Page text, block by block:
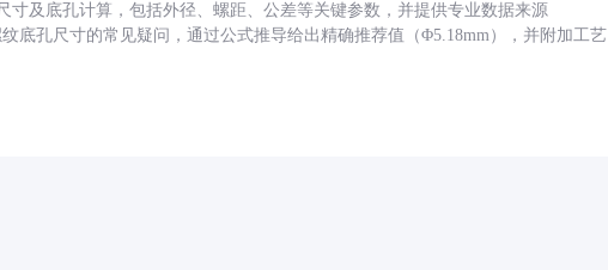
寸及底孔计算，包括外径、螺距、公差等关键参数，并提供专业数据来源
纹底孔尺寸的常见疑问，通过公式推导给出精确推荐值（Φ5.18mm），并附加工艺